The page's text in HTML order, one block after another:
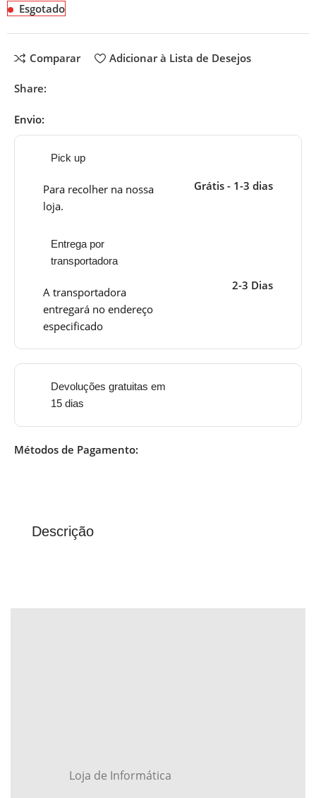
Esgotado
Comparar Adicionar à Lista de Desejos
Share:
Envio:
Pick up
Para recolher na nossa
loja.
Grátis - 1-3 dias
Entrega por
transportadora
A transportadora
entregará no endereço
especificado
2-3 Dias
Devoluções gratuitas em
15 dias
Métodos de Pagamento:
Descrição
Loja de Informática